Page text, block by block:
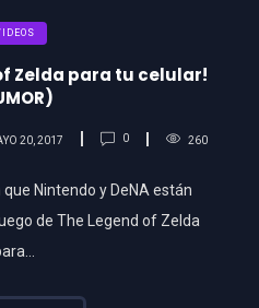
Zelda para tu celular!
20, 2017 0 260
que Nintendo y DeNA están
de The Legend of Zelda